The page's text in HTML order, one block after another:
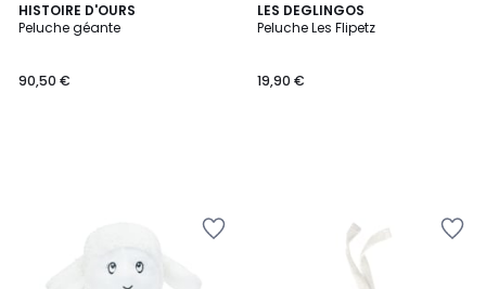
HISTOIRE D'OURS
Peluche géante
90,50 €
LES DEGLINGOS
Peluche Les Flipetz
19,90 €